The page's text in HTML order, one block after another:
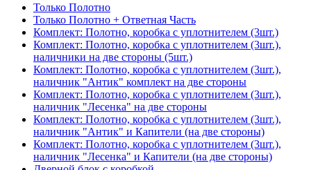
Только Полотно
Только Полотно + Ответная Часть
Комплект: Полотно, коробка с уплотнителем (3шт.)
Комплект: Полотно, коробка с уплотнителем (3шт.),
наличники на две стороны (5шт.)
Комплект: Полотно, коробка с уплотнителем (3шт.),
наличник "Антик" комплект на две стороны
Комплект: Полотно, коробка с уплотнителем (3шт.),
наличник "Лесенка" на две стороны
Комплект: Полотно, коробка с уплотнителем (3шт.),
наличник "Антик" и Капители (на две стороны)
Комплект: Полотно, коробка с уплотнителем (3шт.),
наличник "Лесенка" и Капители (на две стороны)